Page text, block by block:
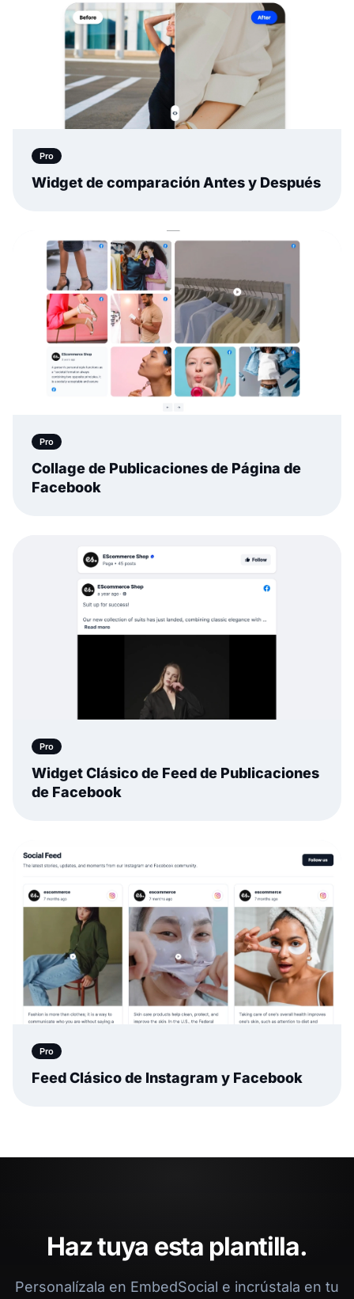
Pro
Widget de comparación Antes y Después
Pro
Collage de Publicaciones de Página de
Facebook
Pro
Widget Clásico de Feed de Publicaciones
de Facebook
Pro
Feed Clásico de Instagram y Facebook
Haz tuya esta plantilla.
Personalízala en EmbedSocial e incrústala en tu